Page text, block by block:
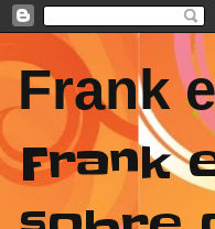
Frank
Frank